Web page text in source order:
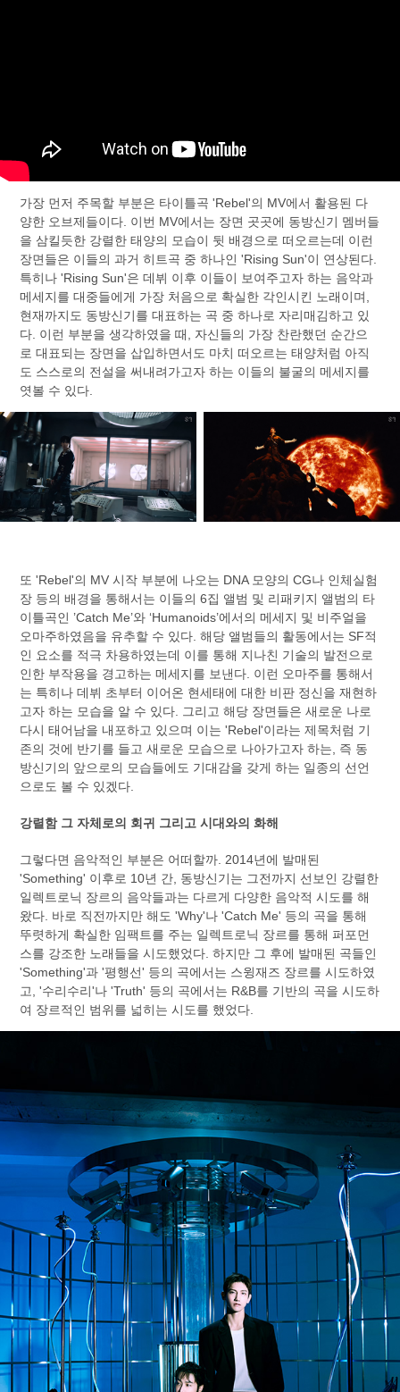
가장 먼저 주목할 부분은 타이틀곡 'Rebel'의 MV에서 활용된 다
양한 오브제들이다. 이번 MV에서는 장면 곳곳에 동방신기 멤버들
을 삼킬듯한 강렬한 태양의 모습이 뒷 배경으로 떠오르는데 이런
장면들은 이들의 과거 히트곡 중 하나인 'Rising Sun'이 연상된다.
특히나 'Rising Sun'은 데뷔 이후 이들이 보여주고자 하는 음악과
메세지를 대중들에게 가장 처음으로 확실한 각인시킨 노래이며,
현재까지도 동방신기를 대표하는 곡 중 하나로 자리매김하고 있
다. 이런 부분을 생각하였을 때, 자신들의 가장 찬란했던 순간으
로 대표되는 장면을 삽입하면서도 마치 떠오르는 태양처럼 아직
도 스스로의 전설을 써내려가고자 하는 이들의 불굴의 메세지를
엿볼 수 있다.
또 'Rebel'의 MV 시작 부분에 나오는 DNA 모양의 CG나 인체실험
장 등의 배경을 통해서는 이들의 6집 앨범 및 리패키지 앨범의 타
이틀곡인 ’Catch Me’와 ‘Humanoids’에서의 메세지 및 비주얼을
오마주하였음을 유추할 수 있다. 해당 앨범들의 활동에서는 SF적
인 요소를 적극 차용하였는데 이를 통해 지나친 기술의 발전으로
인한 부작용을 경고하는 메세지를 보낸다. 이런 오마주를 통해서
는 특히나 데뷔 초부터 이어온 현세태에 대한 비판 정신을 재현하
고자 하는 모습을 알 수 있다. 그리고 해당 장면들은 새로운 나로
다시 태어남을 내포하고 있으며 이는 'Rebel'이라는 제목처럼 기
존의 것에 반기를 들고 새로운 모습으로 나아가고자 하는, 즉 동
방신기의 앞으로의 모습들에도 기대감을 갖게 하는 일종의 선언
으로도 볼 수 있겠다.
강렬함 그 자체로의 회귀 그리고 시대와의 화해
그렇다면 음악적인 부분은 어떠할까. 2014년에 발매된
'Something' 이후로 10년 간, 동방신기는 그전까지 선보인 강렬한
일렉트로닉 장르의 음악들과는 다르게 다양한 음악적 시도를 해
왔다. 바로 직전까지만 해도 'Why'나 'Catch Me' 등의 곡을 통해
뚜렷하게 확실한 임팩트를 주는 일렉트로닉 장르를 통해 퍼포먼
스를 강조한 노래들을 시도했었다. 하지만 그 후에 발매된 곡들인
'Something'과 '평행선' 등의 곡에서는 스윙재즈 장르를 시도하였
고, '수리수리'나 'Truth' 등의 곡에서는 R&B를 기반의 곡을 시도하
여 장르적인 범위를 넓히는 시도를 했었다.